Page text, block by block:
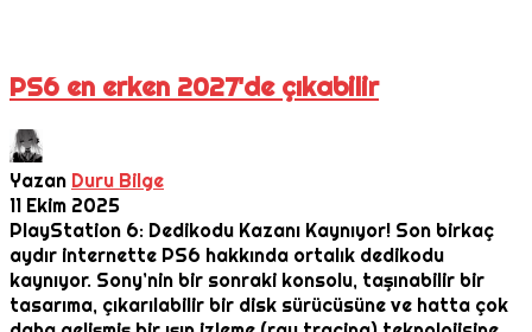
PS6 en erken 2027'de çıkabilir
Yazan Duru Bilge
11 Ekim 2025
PlayStation 6: Dedikodu Kazanı Kaynıyor! Son birkaç
aydır internette PS6 hakkında ortalık dedikodu
kaynıyor. Sony’nin bir sonraki konsolu, taşınabilir bir
tasarıma, çıkarılabilir bir disk sürücüsüne ve hatta çok